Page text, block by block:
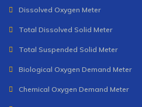
Dissolved Oxygen Meter
Total Dissolved Solid Meter
Total Suspended Solid Meter
Biological Oxygen Demand Meter
Chemical Oxygen Demand Meter